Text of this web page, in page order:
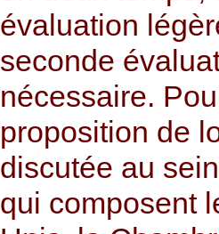
évaluation
seconde
nécessaire.
proposition de
discutée au
qui composent